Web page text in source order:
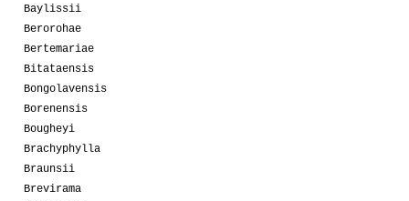
Baylissii
Berorohae
Bertemariae
Bitataensis
Bongolavensis
Borenensis
Bougheyi
Brachyphylla
Braunsii
Brevirama